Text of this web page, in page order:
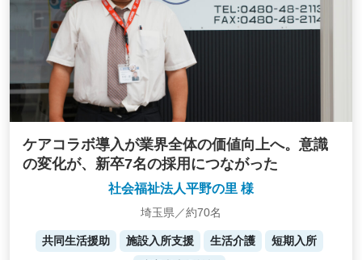
ケアコラボ導入が業界全体の価値向上へ。意識
の変化が、新卒7名の採用につながった
社会福祉法人平野の里 様
埼玉県／約70名
共同生活援助 施設入所支援 生活介護
短期入所